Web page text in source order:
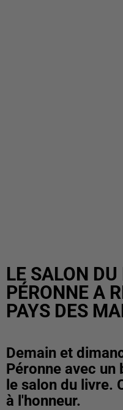
LE SALON
PÉRONNE A
PAYS DES
Demain et
Péronne avec un
le salon du livre.
à l'honneur.